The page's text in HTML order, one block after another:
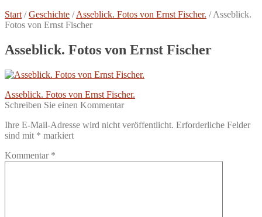
Start /Geschichte /Asseblick. Fotos von Ernst Fischer. /Asseblick.
Fotos von Ernst Fischer
Asseblick. Fotos von Ernst Fischer
Beitragsnavigation
Vorheriger
Beitrag:
Asseblick. Fotos von Ernst Fischer.
Schreiben Sie einen Kommentar
Ihre E-Mail-Adresse wird nicht veröffentlicht. Erforderliche Felder
sind mit * markiert
Kommentar *